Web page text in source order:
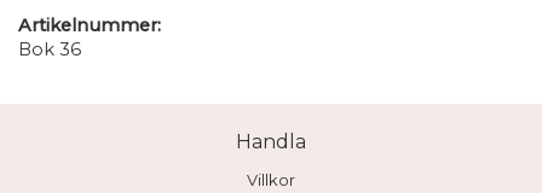
Artikelnummer:
Bok 36
Handla
Villkor